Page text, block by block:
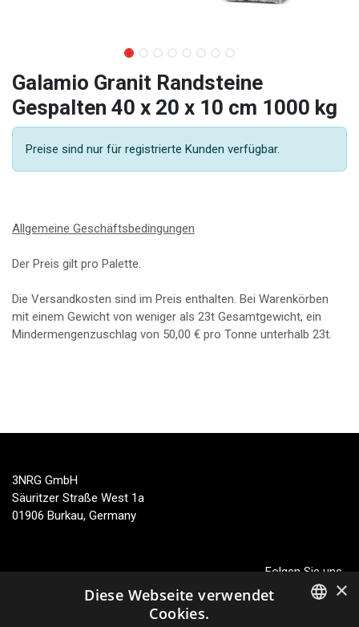
Galamio Granit Randsteine
Gespalten 40 x 20 x 10 cm 1000 kg
Preise sind nur für registrierte Kunden verfügbar.
Allgemeine Geschäftsbedingungen
Der Preis gilt pro Palette.
Die Versandkosten sind im Preis enthalten. Bei Warenkörben
mit einem Gewicht von weniger als 23t Gesamtgewicht, ein
Mindermengenzuschlag von 50,00 € pro Tonne unterhalb 23t.
3NRG GmbH
Säuritzer Straße West 1a
01906 Burkau, Germany
Folgen Sie uns
×
Diese Webseite verwendet
Cookies.